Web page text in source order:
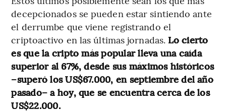
decepcionados se pueden estar sintiendo ante
el derrumbe que viene registrando el
criptoactivo en las últimas jornadas. Lo cierto
es que la cripto más popular lleva una caída
superior al 67%, desde sus máximos históricos
–superó los US$67.000, en septiembre del año
pasado– a hoy, que se encuentra cerca de los
US$22.000.